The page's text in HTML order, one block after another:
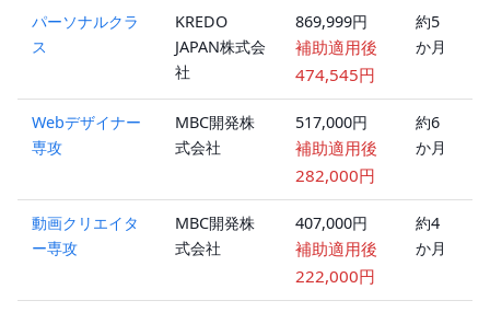
パーソナルクラ
ス
KREDO
JAPAN株式会
社
869,999円
補助適用後
474,545円
約5
か月
Webデザイナー
専攻
MBC開発株
式会社
517,000円
補助適用後
282,000円
約6
か月
動画クリエイタ
ー専攻
MBC開発株
式会社
407,000円
補助適用後
222,000円
約4
か月